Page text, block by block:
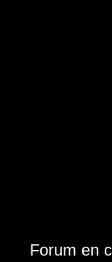
Forum en